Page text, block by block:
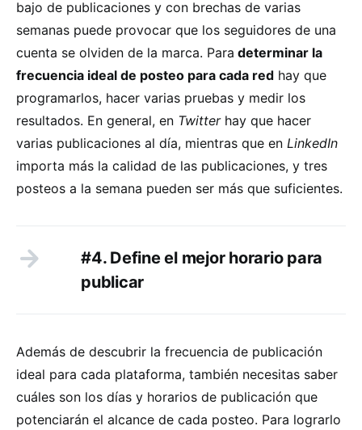
bajo de publicaciones y con brechas de varias
semanas puede provocar que los seguidores de una
cuenta se olviden de la marca. Para determinar la
frecuencia ideal de posteo para cada red hay que
programarlos, hacer varias pruebas y medir los
resultados. En general, en Twitterhay que hacer
varias publicaciones al día, mientras que en LinkedIn
importa más la calidad de las publicaciones, y tres
posteos a la semana pueden ser más que suficientes.
#4. Define el mejor horario para
publicar
Además de descubrir la frecuencia de publicación
ideal para cada plataforma, también necesitas saber
cuáles son los días y horarios de publicación que
potenciarán el alcance de cada posteo. Para lograrlo